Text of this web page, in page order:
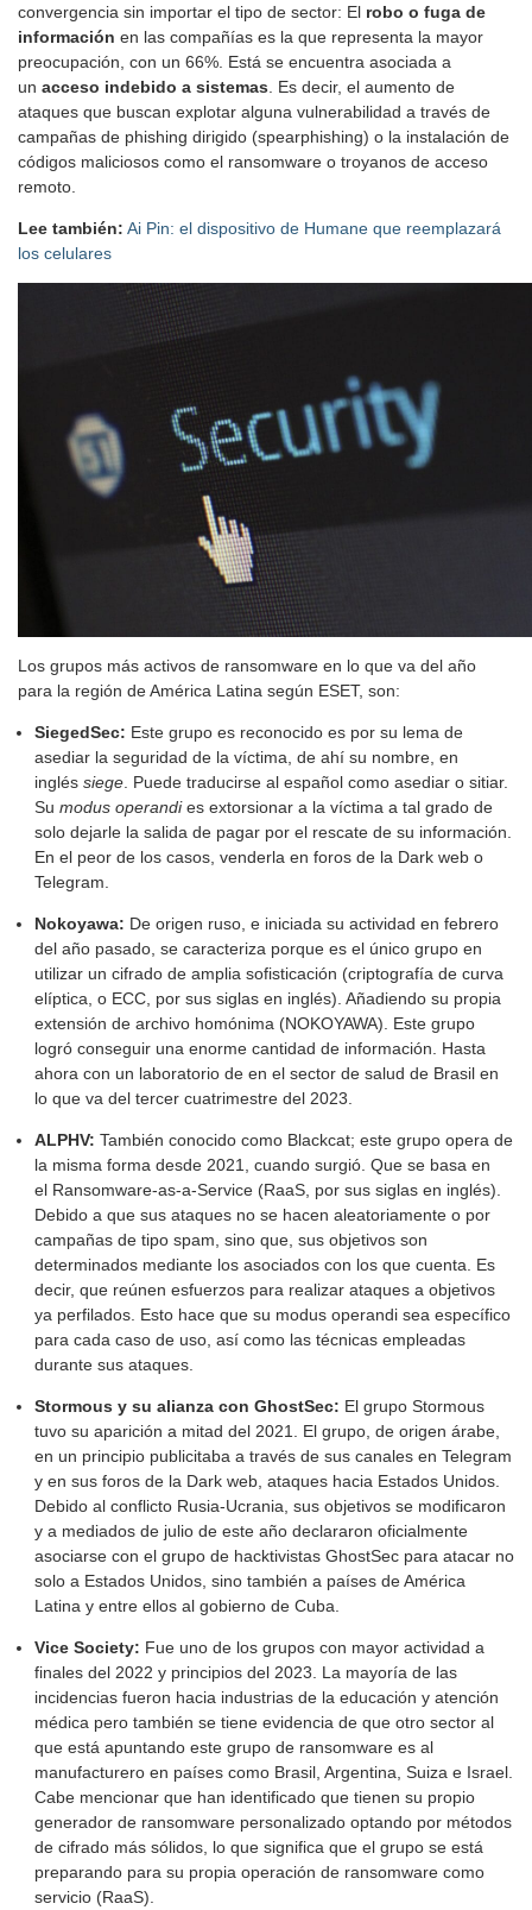
convergencia sin importar el tipo de sector: El robo o fuga de
información en las compañías es la que representa la mayor
preocupación, con un 66%. Está se encuentra asociada a
un acceso indebido a sistemas . Es decir, el aumento de
ataques que buscan explotar alguna vulnerabilidad a través de
campañas de phishing dirigido (spearphishing) o la instalación de
códigos maliciosos como el ransomware o troyanos de acceso
remoto.
Lee también: Ai Pin: el dispositivo de Humane que reemplazará
los celulares
Los grupos más activos de ransomware en lo que va del año
para la región de América Latina según ESET, son:
SiegedSec: Este grupo es reconocido es por su lema de
asediar la seguridad de la víctima, de ahí su nombre, en
inglés siege . Puede traducirse al español como asediar o sitiar.
Su modus operandies extorsionar a la víctima a tal grado de
solo dejarle la salida de pagar por el rescate de su información.
En el peor de los casos, venderla en foros de la Dark web o
Telegram.
Nokoyawa: De origen ruso, e iniciada su actividad en febrero
del año pasado, se caracteriza porque es el único grupo en
utilizar un cifrado de amplia sofisticación (criptografía de curva
elíptica, o ECC, por sus siglas en inglés). Añadiendo su propia
extensión de archivo homónima (NOKOYAWA). Este grupo
logró conseguir una enorme cantidad de información. Hasta
ahora con un laboratorio de en el sector de salud de Brasil en
lo que va del tercer cuatrimestre del 2023.
ALPHV: También conocido como Blackcat; este grupo opera de
la misma forma desde 2021, cuando surgió. Que se basa en
el Ransomware-as-a-Service (RaaS, por sus siglas en inglés).
Debido a que sus ataques no se hacen aleatoriamente o por
campañas de tipo spam, sino que, sus objetivos son
determinados mediante los asociados con los que cuenta. Es
decir, que reúnen esfuerzos para realizar ataques a objetivos
ya perfilados. Esto hace que su modus operandi sea específico
para cada caso de uso, así como las técnicas empleadas
durante sus ataques.
Stormous y su alianza con GhostSec: El grupo Stormous
tuvo su aparición a mitad del 2021. El grupo, de origen árabe,
en un principio publicitaba a través de sus canales en Telegram
y en sus foros de la Dark web, ataques hacia Estados Unidos.
Debido al conflicto Rusia-Ucrania, sus objetivos se modificaron
y a mediados de julio de este año declararon oficialmente
asociarse con el grupo de hacktivistas GhostSec para atacar no
solo a Estados Unidos, sino también a países de América
Latina y entre ellos al gobierno de Cuba.
Vice Society: Fue uno de los grupos con mayor actividad a
finales del 2022 y principios del 2023. La mayoría de las
incidencias fueron hacia industrias de la educación y atención
médica pero también se tiene evidencia de que otro sector al
que está apuntando este grupo de ransomware es al
manufacturero en países como Brasil, Argentina, Suiza e Israel.
Cabe mencionar que han identificado que tienen su propio
generador de ransomware personalizado optando por métodos
de cifrado más sólidos, lo que significa que el grupo se está
preparando para su propia operación de ransomware como
servicio (RaaS).